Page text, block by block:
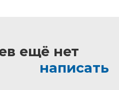
ещё нет
написать